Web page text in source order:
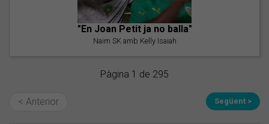
"En Joan Petit ja no balla"
Naim SK amb Kelly Isaiah
Pàgina 1 de 295
< Anterior Següent >